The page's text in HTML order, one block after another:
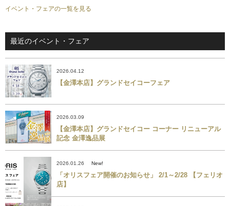
イベント・フェアの一覧を見る
最近のイベント・フェア
2026.04.12
【金澤本店】グランドセイコーフェア
2026.03.09
【金澤本店】グランドセイコー コーナー リニューアル
記念 金澤逸品展
2026.01.26 New!
「オリスフェア開催のお知らせ」 2/1～2/28 【フェリオ
店】